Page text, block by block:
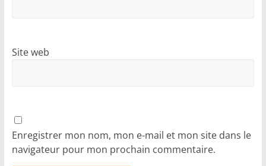
Site web
Enregistrer mon nom, mon e-mail et mon site dans le
navigateur pour mon prochain commentaire.